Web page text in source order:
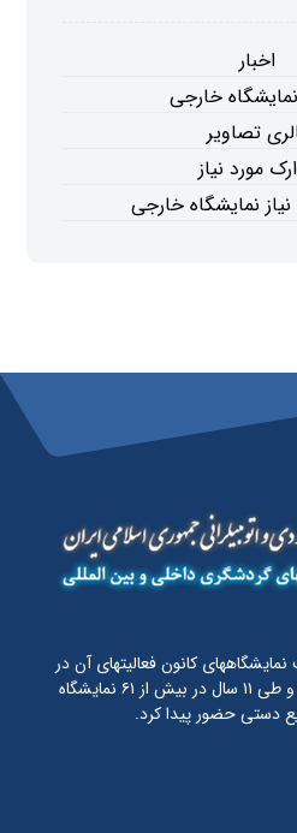
اخبار
خارجی
تصاویر
مورد نیاز
نمایشگاه خارجی
شرکت نمایشگاههای کانون فعالیتهای آن در
کانون جهانگردی ادامه یافت و طی ۱۱ سال در بیش از ۶۱ نمایشگاه
دستی حضور پیدا کرد.